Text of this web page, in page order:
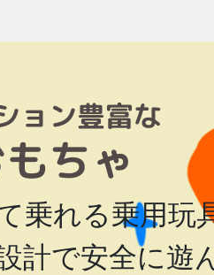
ョン豊富な
ちゃ
乗れる乗用玩
計で安全に遊